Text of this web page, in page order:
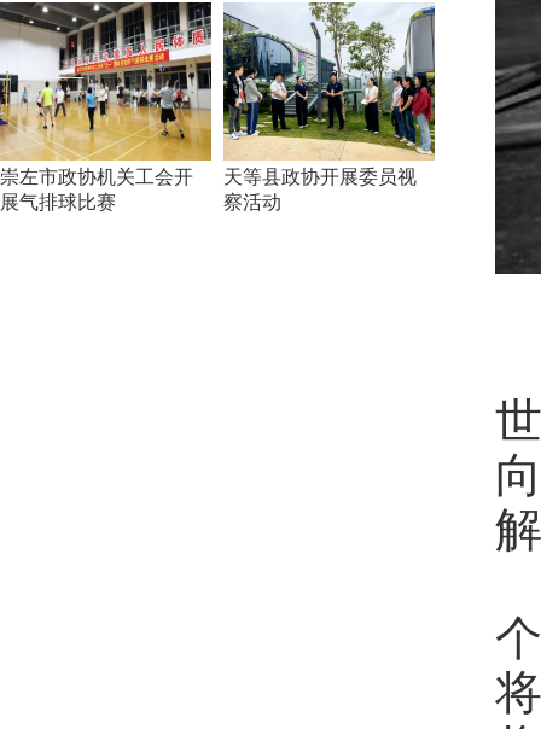
崇左市政协机关工会开
展气排球比赛
天等县政协开展委员视
察活动